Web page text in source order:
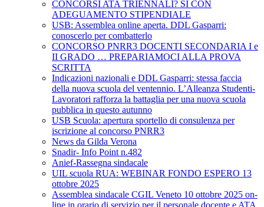
CONCORSI ATA TRIENNALI? SI CON
ADEGUAMENTO STIPENDIALE
USB: Assemblea online aperta. DDL Gasparri:
conoscerlo per combatterlo
CONCORSO PNRR3 DOCENTI SECONDARIA I e
II GRADO … PREPARIAMOCI ALLA PROVA
SCRITTA
Indicazioni nazionali e DDL Gasparri: stessa faccia
della nuova scuola del ventennio. L’Alleanza Studenti-
Lavoratori rafforza la battaglia per una nuova scuola
pubblica in questo autunno
USB Scuola: apertura sportello di consulenza per
iscrizione al concorso PNRR3
News da Gilda Verona
Snadir- Info Point n.482
Anief-Rassegna sindacale
UIL scuola RUA: WEBINAR FONDO ESPERO 13
ottobre 2025
Assemblea sindacale CGIL Veneto 10 ottobre 2025 on-